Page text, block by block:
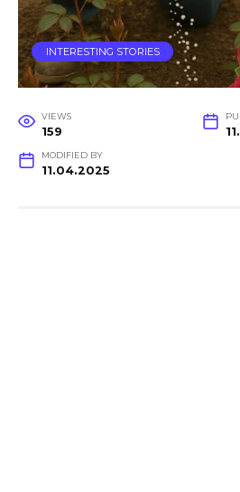
INTERESTING STORIES
VIEWS
159
MODIFIED BY
11.04.2025